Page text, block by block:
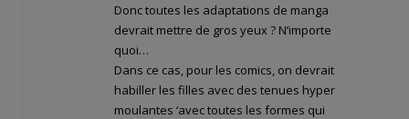
Donc toutes les adaptations de manga
devrait mettre de gros yeux ? N’importe
quoi…
Dans ce cas, pour les comics, on devrait
habiller les filles avec des tenues hyper
moulantes ‘avec toutes les formes qui